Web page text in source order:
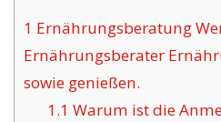
1 Ernährungsberatung
Ernährungsberater
sowie genießen.
1.1 Warum ist die